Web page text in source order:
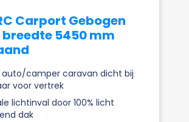
Carport Gebogen
breedte 5450 mm
auto/camper caravan dicht bij
voor vertrek
lichtinval door 100% licht
dak